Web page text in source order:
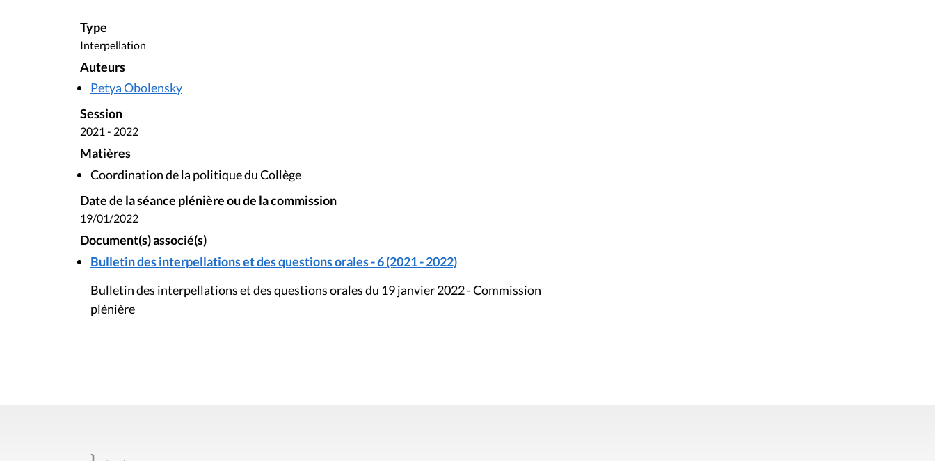
Type
Interpellation
Auteurs
Petya Obolensky
Session
2021 - 2022
Matières
Coordination de la politique du Collège
Date de la séance plénière ou de la commission
19/01/2022
Document(s) associé(s)
Bulletin des interpellations et des questions orales - 6 (2021 - 2022)
Bulletin des interpellations et des questions orales du 19 janvier 2022 - Commission
plénière